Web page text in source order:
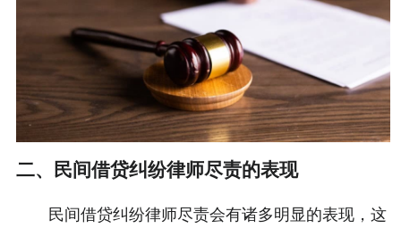
二、民间借贷纠纷律师尽责的表现
民间借贷纠纷律师尽责会有诸多明显的表现，这